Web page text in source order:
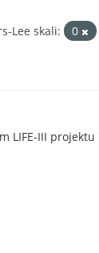
Lee skali: 0
LIFE-III projektu